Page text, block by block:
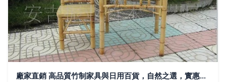
廠家直銷 高品質竹制家具與日用百貨，自然之選，實惠之享